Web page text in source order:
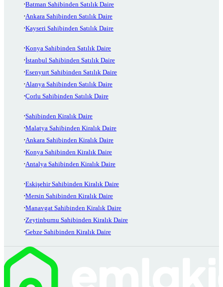
Batman Sahibinden Satılık Daire
Ankara Sahibinden Satılık Daire
Kayseri Sahibinden Satılık Daire
Konya Sahibinden Satılık Daire
İstanbul Sahibinden Satılık Daire
Esenyurt Sahibinden Satılık Daire
Alanya Sahibinden Satılık Daire
Çorlu Sahibinden Satılık Daire
Sahibinden Kiralık Daire
Malatya Sahibinden Kiralık Daire
Ankara Sahibinden Kiralık Daire
Konya Sahibinden Kiralık Daire
Antalya Sahibinden Kiralık Daire
Eskişehir Sahibinden Kiralık Daire
Mersin Sahibinden Kiralık Daire
Manavgat Sahibinden Kiralık Daire
Zeytinburnu Sahibinden Kiralık Daire
Gebze Sahibinden Kiralık Daire